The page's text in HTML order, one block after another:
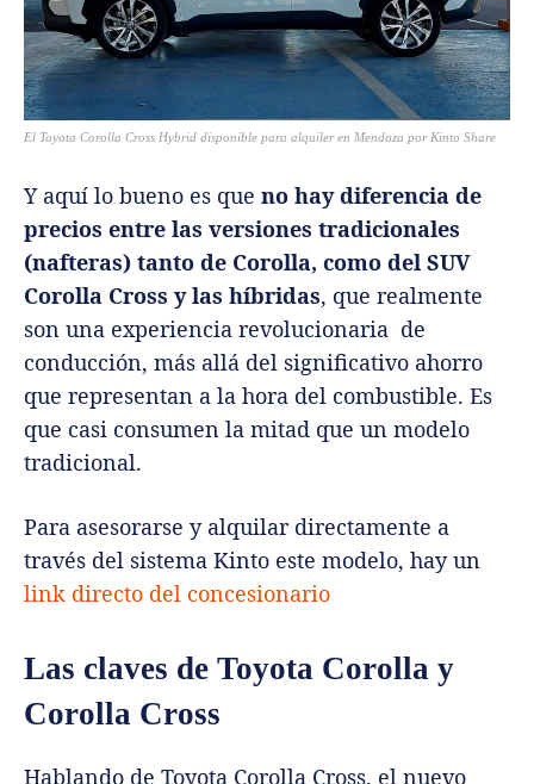
El Toyota Corolla Cross Hybrid disponible para alquiler en Mendoza por Kinto Share
Y aquí lo bueno es que no hay diferencia de
precios entre las versiones tradicionales
(nafteras) tanto de Corolla, como del SUV
Corolla Cross y las híbridas, que realmente
son una experiencia revolucionaria de
conducción, más allá del significativo ahorro
que representan a la hora del combustible. Es
que casi consumen la mitad que un modelo
tradicional.
Para asesorarse y alquilar directamente a
través del sistema Kinto este modelo, hay un
link directo del concesionario
Las claves de Toyota Corolla y
Corolla Cross
Hablando de Toyota Corolla Cross, el nuevo